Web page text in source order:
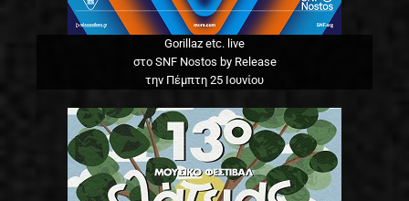
Gorillaz etc. live
στο SNF Nostos by Release
την Πέμπτη 25 Ιουνίου